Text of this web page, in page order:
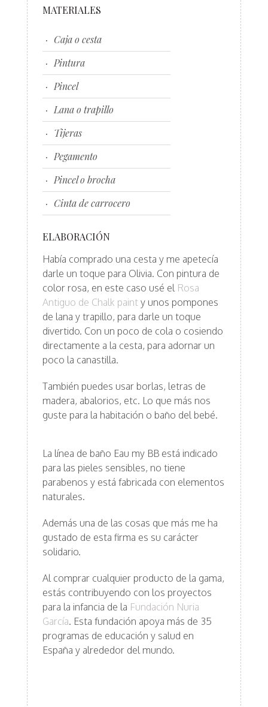
MATERIALES
Caja o cesta
Pintura
Pincel
Lana o trapillo
Tijeras
Pegamento
Pincel o brocha
Cinta de carrocero
ELABORACIÓN
Había comprado una cesta y me apetecía
darle un toque para Olivia. Con pintura de
color rosa, en este caso usé el Rosa
Antiguo de Chalk painty unos pompones
de lana y trapillo, para darle un toque
divertido. Con un poco de cola o cosiendo
directamente a la cesta, para adornar un
poco la canastilla.
También puedes usar borlas, letras de
madera, abalorios, etc. Lo que más nos
guste para la habitación o baño del bebé.
La línea de baño Eau my BB está indicado
para las pieles sensibles, no tiene
parabenos y está fabricada con elementos
naturales.
Además una de las cosas que más me ha
gustado de esta firma es su carácter
solidario.
Al comprar cualquier producto de la gama,
estás contribuyendo con los proyectos
para la infancia de la Fundación Nuria
García. Esta fundación apoya más de 35
programas de educación y salud en
España y alrededor del mundo.